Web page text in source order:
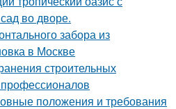
во дворе.
забора из
в Москве
строительных
положения и требования